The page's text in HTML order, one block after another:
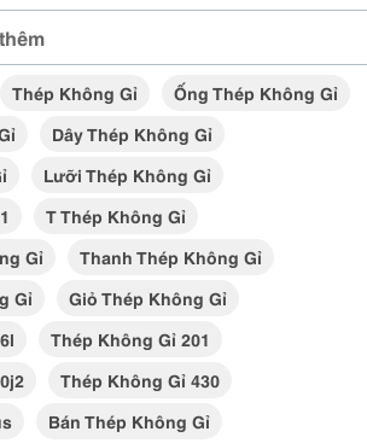
Thép Không Gỉ
Ống Thép Không Gỉ
Dây Thép Không Gỉ
Lưỡi Thép Không Gỉ
T Thép Không Gỉ
Gỉ
Thanh Thép Không Gỉ
Gỉ
Giỏ Thép Không Gỉ
Thép Không Gỉ 201
Thép Không Gỉ 430
Bán Thép Không Gỉ